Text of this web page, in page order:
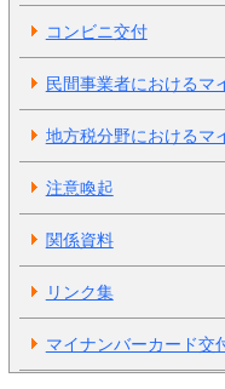
コンビニ交付
民間事業者におけるマ
地方税分野におけるマ
注意喚起
関係資料
リンク集
マイナンバーカード交